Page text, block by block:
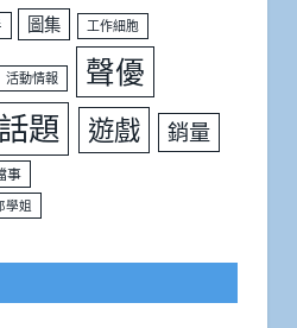
圖集 工作細胞
活動情報 聲優
話題 遊戲 銷量
事
學姐